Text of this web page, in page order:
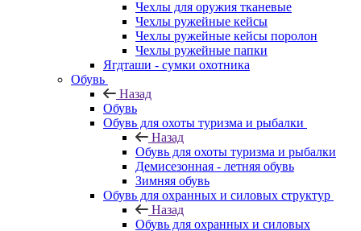
Чехлы для оружия тканевые
Чехлы ружейные кейсы
Чехлы ружейные кейсы поролон
Чехлы ружейные папки
Ягдташи - сумки охотника
Обувь
Назад
Обувь
Обувь для охоты туризма и рыбалки
Назад
Обувь для охоты туризма и рыбалки
Демисезонная - летняя обувь
Зимняя обувь
Обувь для охранных и силовых структур
Назад
Обувь для охранных и силовых